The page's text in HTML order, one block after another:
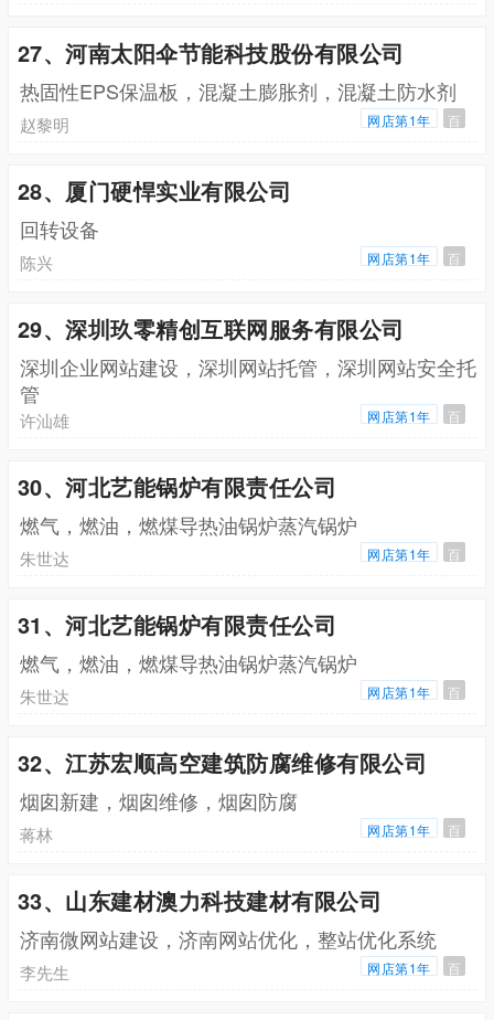
27、河南太阳伞节能科技股份有限公司
热固性EPS保温板，混凝土膨胀剂，混凝土防水剂
赵黎明 网店第1年 百
28、厦门硬悍实业有限公司
回转设备
陈兴 网店第1年 百
29、深圳玖零精创互联网服务有限公司
深圳企业网站建设，深圳网站托管，深圳网站安全托
管
许汕雄 网店第1年 百
30、河北艺能锅炉有限责任公司
燃气，燃油，燃煤导热油锅炉蒸汽锅炉
朱世达 网店第1年 百
31、河北艺能锅炉有限责任公司
燃气，燃油，燃煤导热油锅炉蒸汽锅炉
朱世达 网店第1年 百
32、江苏宏顺高空建筑防腐维修有限公司
烟囱新建，烟囱维修，烟囱防腐
蒋林 网店第1年 百
33、山东建材澳力科技建材有限公司
济南微网站建设，济南网站优化，整站优化系统
李先生 网店第1年 百